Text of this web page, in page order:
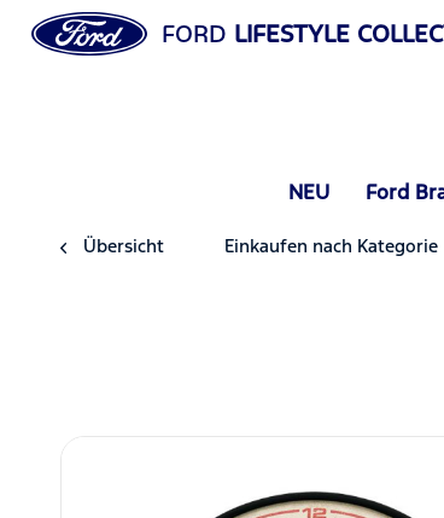
FORD LIFESTYLE
NEU Ford
Übersicht Einkaufen nach Kategorie